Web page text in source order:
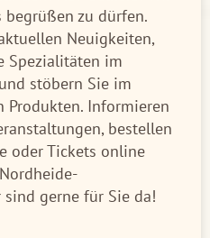
begrüßen zu dürfen.
Neuigkeiten,
Spezialitäten im
stöbern Sie im
Produkten. Informieren
bestellen
oder Tickets online
gerne für Sie da!